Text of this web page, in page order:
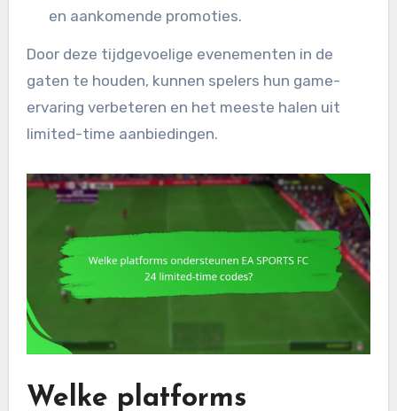
en aankomende promoties.
Door deze tijdgevoelige evenementen in de
gaten te houden, kunnen spelers hun game-
ervaring verbeteren en het meeste halen uit
limited-time aanbiedingen.
Welke platforms